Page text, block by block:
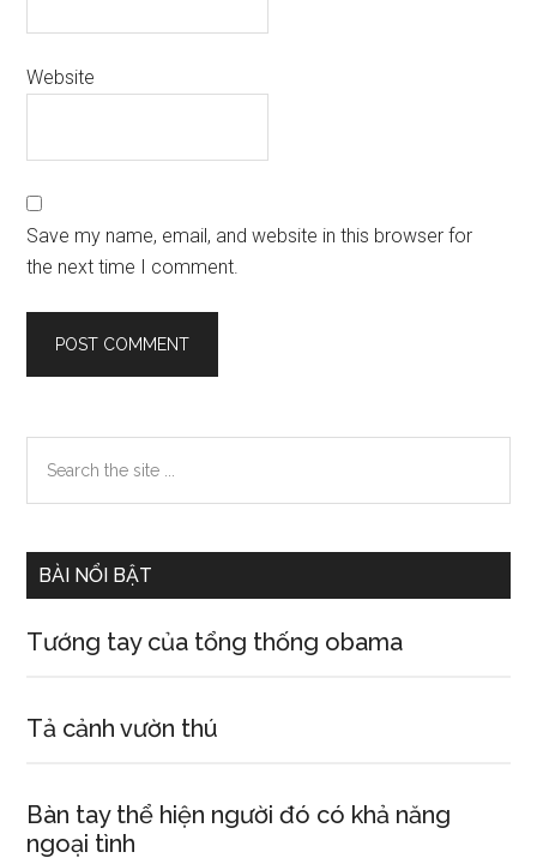
Website
Save my name, email, and website in this browser for
the next time I comment.
Primary
Sidebar
the
BÀI NỔI BẬT
Tướng tay của tổng thống obama
Tả cảnh vườn thú
Bàn tay thể hiện người đó có khả năng
ngoại tình